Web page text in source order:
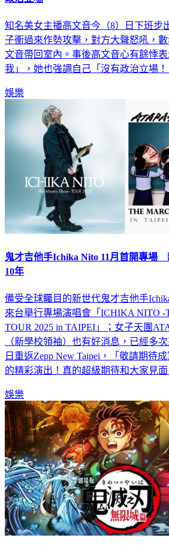
知名美女主播高文音今（8）日下班步
子衝過來作勢攻擊，對方大聲怒吼，
文音帶回室內。事後高文音心有餘悸
我」，她也強調自己「沒有政治立場！
娛樂
鬼才吉他手Ichika Nito 11月首開專場
10年
備受全球矚目的新世代鬼才吉他手
來台舉行專場演唱會「ICHIKA NITO -
TOUR 2025 in TAIPEI」；女子天團
（新學校領袖）也有好消息，已經多
日重返Zepp New Taipei，「敬請期待
的精彩演出！真的超級期待和大家見面
娛樂